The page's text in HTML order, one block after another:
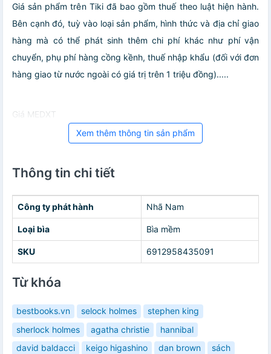
Giá sản phẩm trên Tiki đã bao gồm thuế theo luật hiện hành.
Bên cạnh đó, tuỳ vào loại sản phẩm, hình thức và địa chỉ giao
hàng mà có thể phát sinh thêm chi phí khác như phí vận
chuyển, phụ phí hàng cồng kềnh, thuế nhập khẩu (đối với đơn
hàng giao từ nước ngoài có giá trị trên 1 triệu đồng).....
Giá MEDXT
Xem thêm thông tin sản phẩm
Thông tin chi tiết
Công ty phát hành Nhã Nam
Loại bìa Bìa mềm
SKU 6912958435091
Từ khóa
bestbooks.vn selock holmes
stephen king
sherlock holmes
agatha christie
hannibal
david baldacci
keigo higashino dan brown
sách